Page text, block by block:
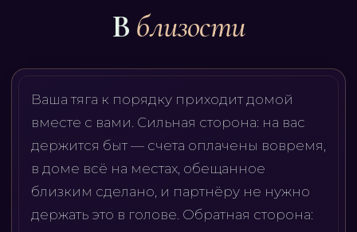
В близости
Ваша тяга к порядку приходит домой
вместе с вами. Сильная сторона: на вас
держится быт — счета оплачены вовремя,
в доме всё на местах, обещанное
близким сделано, и партнёру не нужно
держать это в голове. Обратная сторона: